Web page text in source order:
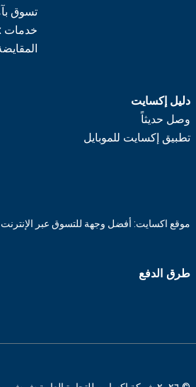
تسوق
خدمات xسايت للشركات
دليل إكسايت
وصل حديثاً
تطبيق إكسايت للموبايل
موقع اكسايت: أفضل وجهة للتسوق عبر
طرق الدفع